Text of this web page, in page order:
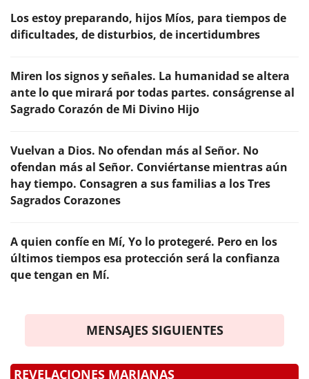
Los estoy preparando, hijos Míos, para tiempos de
dificultades, de disturbios, de incertidumbres
Miren los signos y señales. La humanidad se altera
ante lo que mirará por todas partes. conságrense al
Sagrado Corazón de Mi Divino Hijo
Vuelvan a Dios. No ofendan más al Señor. No
ofendan más al Señor. Conviértanse mientras aún
hay tiempo. Consagren a sus familias a los Tres
Sagrados Corazones
A quien confíe en Mí, Yo lo protegeré. Pero en los
últimos tiempos esa protección será la confianza
que tengan en Mí.
MENSAJES SIGUIENTES
REVELACIONES MARIANAS